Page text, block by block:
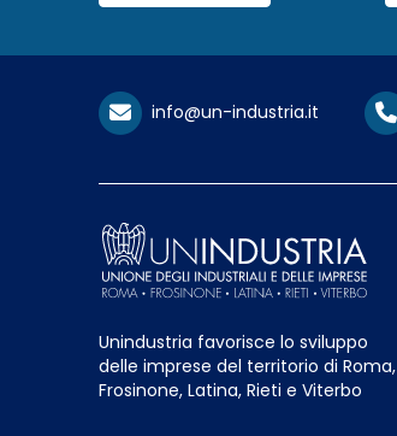
info@un-industria.it
Unindustria favorisce lo sviluppo
delle imprese del territorio di Roma,
Frosinone, Latina, Rieti e Viterbo